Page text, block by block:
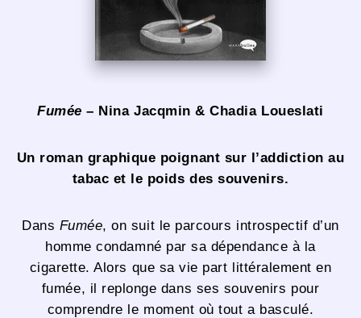
Fumée – Nina Jacqmin & Chadia Loueslati
Un roman graphique poignant sur l’addiction au
tabac et le poids des souvenirs.
Dans Fumée, on suit le parcours introspectif d’un
homme condamné par sa dépendance à la
cigarette. Alors que sa vie part littéralement en
fumée, il replonge dans ses souvenirs pour
comprendre le moment où tout a basculé.